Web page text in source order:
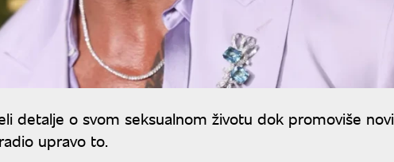
detalje o svom seksualnom životu dok promoviše novi
upravo to.